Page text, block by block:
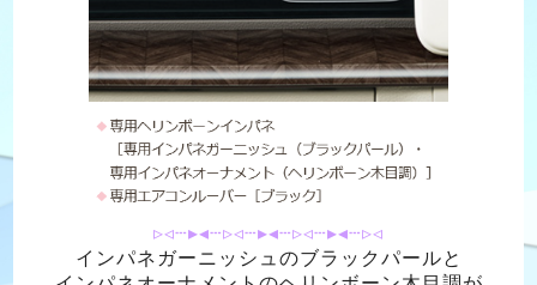
▹◃┄▸◂┄▹◃┄▸◂┄▹◃┄▸◂┄▹◃
インパネガーニッシュのブラックパールと